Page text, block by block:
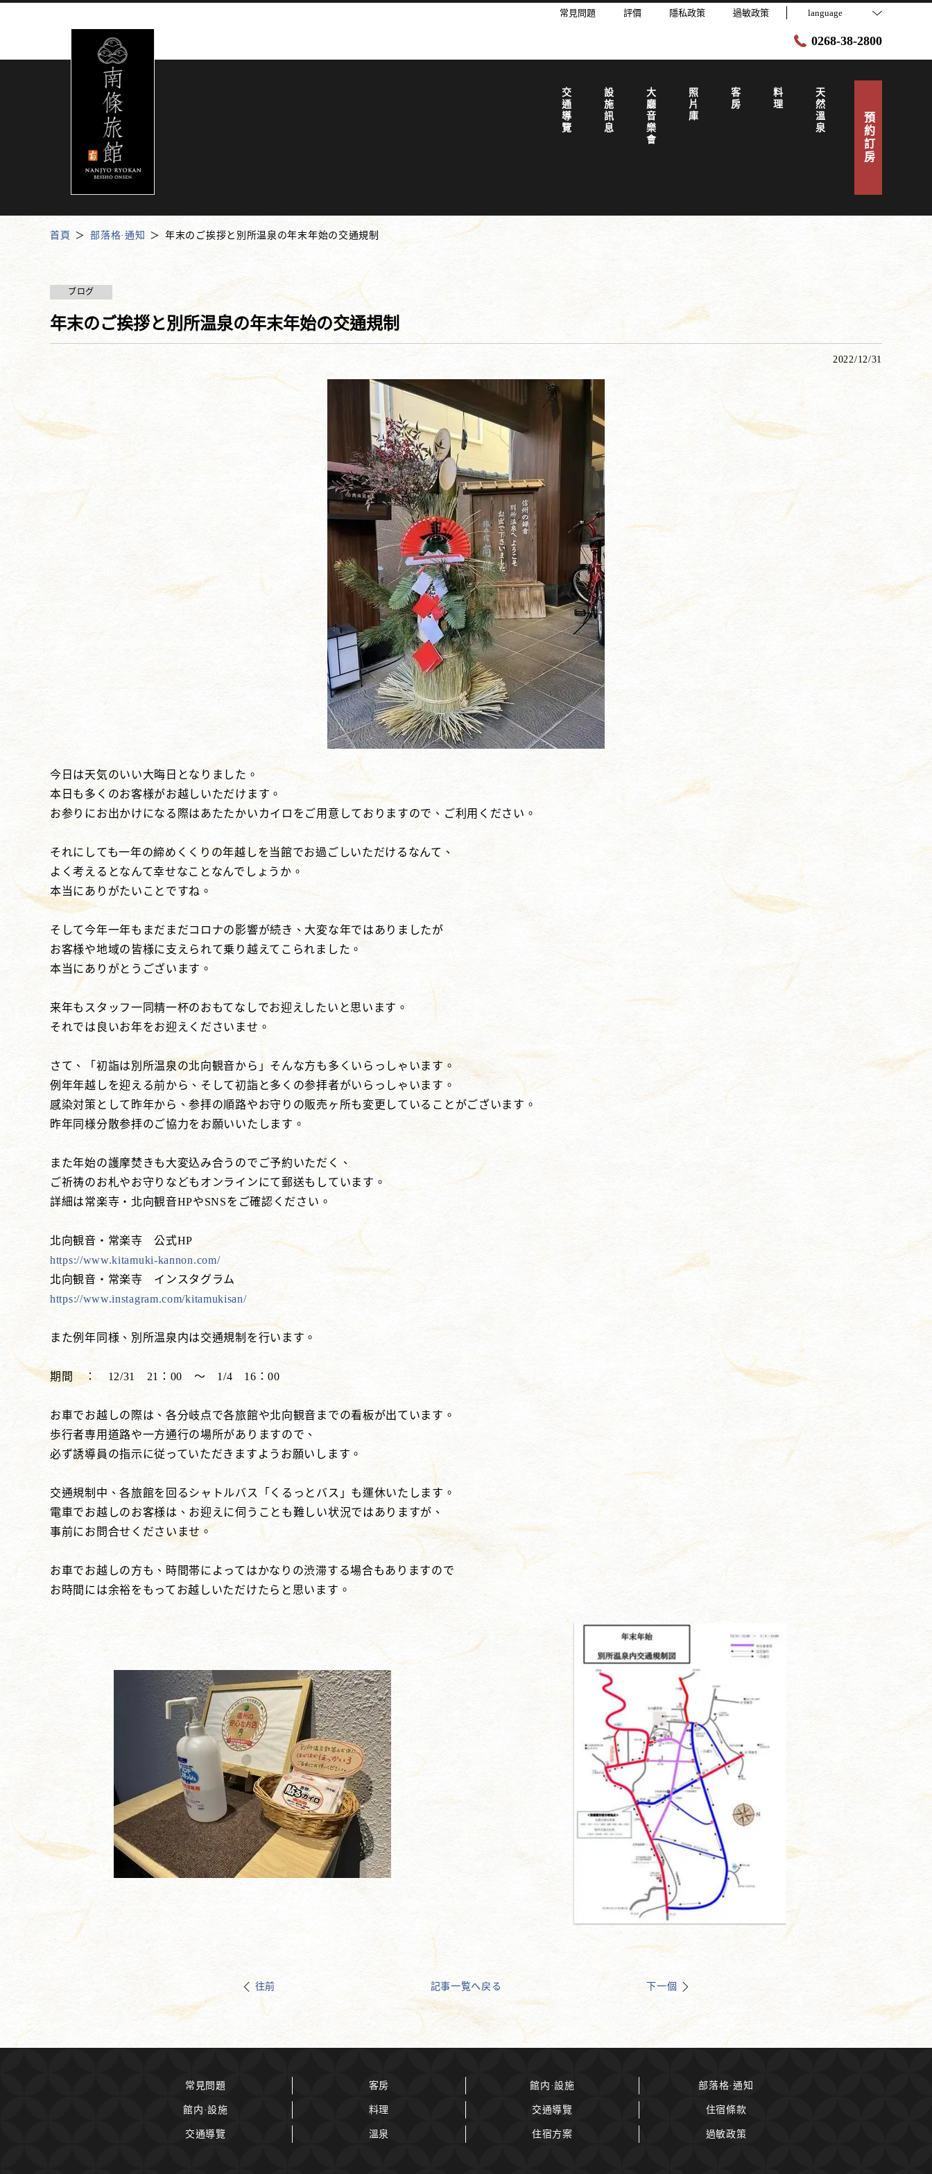
常見問題 評價 隱私政策 過敏政策 language
0268-38-2800
天然溫泉
料理
客房
照片庫
大廳音樂會
設施訊息
交通導覽
預約訂房
首頁 部落格·通知 年末のご挨拶と別所温泉の年末年始の交通規制
ブログ
年末のご挨拶と別所温泉の年末年始の交通規制
2022/12/31
今日は天気のいい大晦日となりました。
本日も多くのお客様がお越しいただけます。
お参りにお出かけになる際はあたたかいカイロをご用意しておりますので、ご利用ください。
それにしても一年の締めくくりの年越しを当館でお過ごしいただけるなんて、
よく考えるとなんて幸せなことなんでしょうか。
本当にありがたいことですね。
そして今年一年もまだまだコロナの影響が続き、大変な年ではありましたが
お客様や地域の皆様に支えられて乗り越えてこられました。
本当にありがとうございます。
来年もスタッフ一同精一杯のおもてなしでお迎えしたいと思います。
それでは良いお年をお迎えくださいませ。
さて、「初詣は別所温泉の北向観音から」そんな方も多くいらっしゃいます。
例年年越しを迎える前から、そして初詣と多くの参拝者がいらっしゃいます。
感染対策として昨年から、参拝の順路やお守りの販売ヶ所も変更していることがございます。
昨年同様分散参拝のご協力をお願いいたします。
また年始の護摩焚きも大変込み合うのでご予約いただく、
ご祈祷のお札やお守りなどもオンラインにて郵送もしています。
詳細は常楽寺・北向観音HPやSNSをご確認ください。
北向観音・常楽寺 公式HP
https://www.kitamuki-kannon.com/
北向観音・常楽寺 インスタグラム
https://www.instagram.com/kitamukisan/
また例年同様、別所温泉内は交通規制を行います。
期間 ： 12/31 21：00 ～ 1/4 16：00
お車でお越しの際は、各分岐点で各旅館や北向観音までの看板が出ています。
歩行者専用道路や一方通行の場所がありますので、
必ず誘導員の指示に従っていただきますようお願いします。
交通規制中、各旅館を回るシャトルバス「くるっとバス」も運休いたします。
電車でお越しのお客様は、お迎えに伺うことも難しい状況ではありますが、
事前にお問合せくださいませ。
お車でお越しの方も、時間帯によってはかなりの渋滞する場合もありますので
お時間には余裕をもってお越しいただけたらと思います。
往前 記事一覧へ戻る 下一個
常見問題
館内·設施
交通導覽
客房
料理
溫泉
館内·設施
交通導覽
住宿方案
部落格·通知
住宿條款
過敏政策